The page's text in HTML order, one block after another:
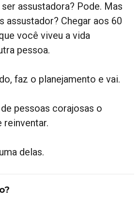
assustadora? Pode. Mas
assustador? Chegar aos 60
você viveu a vida
pessoa.
faz o planejamento e vai.
pessoas corajosas o
reinventar.
delas.